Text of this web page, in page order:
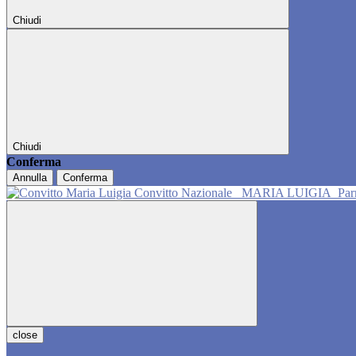
Chiudi
Chiudi
Conferma
Annulla Conferma
Convitto Nazionale MARIA LUIGIA
close